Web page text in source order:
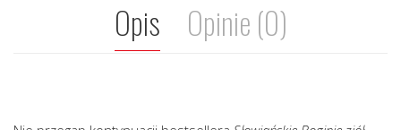
Opis Opinie (0)